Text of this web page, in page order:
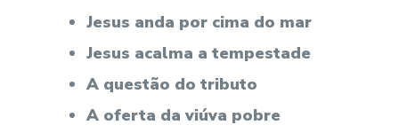
Jesus anda por cima do mar
Jesus acalma a tempestade
A questão do tributo
A oferta da viúva pobre